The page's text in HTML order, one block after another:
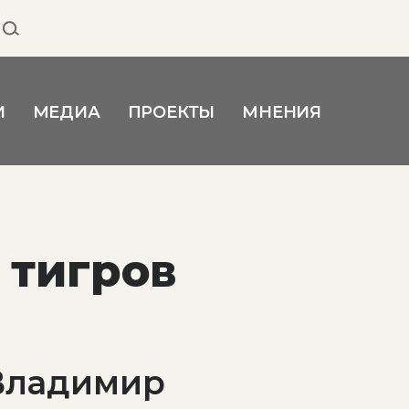
МЕДИА ПРОЕКТЫ МНЕНИЯ